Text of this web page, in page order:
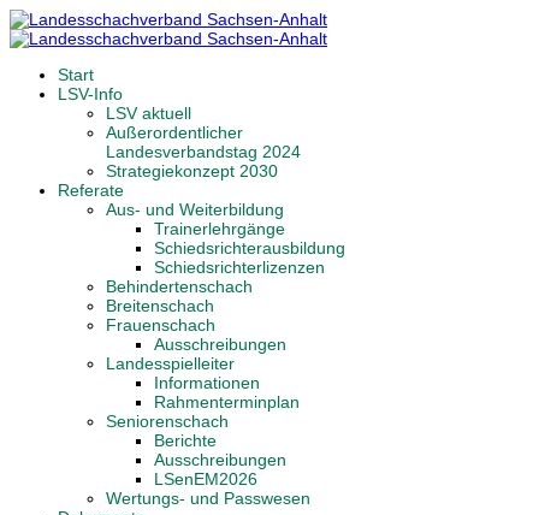
Start
LSV-Info
LSV aktuell
Außerordentlicher
Landesverbandstag 2024
Strategiekonzept 2030
Referate
Aus- und Weiterbildung
Trainerlehrgänge
Schiedsrichterausbildung
Schiedsrichterlizenzen
Behindertenschach
Breitenschach
Frauenschach
Ausschreibungen
Landesspielleiter
Informationen
Rahmenterminplan
Seniorenschach
Berichte
Ausschreibungen
LSenEM2026
Wertungs- und Passwesen